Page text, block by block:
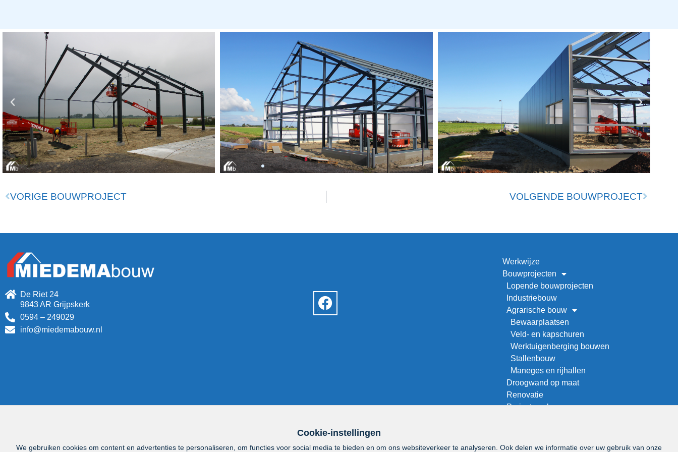
VORIGE BOUWPROJECT VOLGENDE BOUWPROJECT
De Riet 24
9843 AR Grijpskerk
0594 – 249029
info@miedemabouw.nl
Werkwijze
Bouwprojecten
Lopende bouwprojecten
Industriebouw
Agrarische bouw
Bewaarplaatsen
Veld- en kapschuren
Werktuigenberging bouwen
Stallenbouw
Maneges en rijhallen
Droogwand op maat
Renovatie
Project zoeken
Vacatures
Cookie-instellingen
We gebruiken cookies om content en advertenties te personaliseren, om functies voor social media te bieden en om ons websiteverkeer te analyseren. Ook delen we informatie over uw gebruik van onze